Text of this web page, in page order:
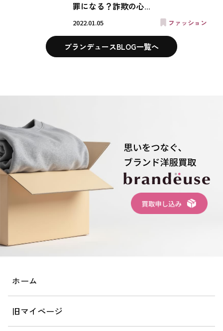
罪になる？詐欺の心...
2022.01.05
ファッション
ブランデュースBLOG一覧へ
ホーム
旧マイページ